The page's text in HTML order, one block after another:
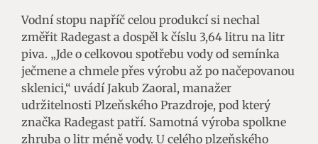
Vodní stopu napříč celou produkcí si nechal
změřit Radegast a dospěl k číslu 3,64 litru na litr
piva. „Jde o celkovou spotřebu vody od semínka
ječmene a chmele přes výrobu až po načepovanou
sklenici,“ uvádí Jakub Zaoral, manažer
udržitelnosti Plzeňského Prazdroje, pod který
značka Radegast patří. Samotná výroba spolkne
zhruba o litr méně vody. U celého plzeňského